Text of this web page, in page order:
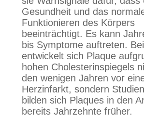
Gesundheit und das
Funktionieren des Körpers
beeinträchtigt. Es kann
bis Symptome auftreten.
entwickelt sich Plaque
hohen Cholesterinspiegels
den wenigen Jahren vor
Herzinfarkt, sondern
bilden sich Plaques in den
bereits Jahrzehnte früher.